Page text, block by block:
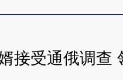
接受通俄调查